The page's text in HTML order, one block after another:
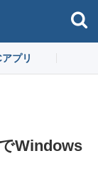
アプリ
Windows